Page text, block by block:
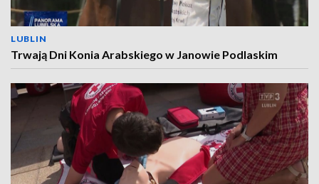
LUBLIN
Trwają Dni Konia Arabskiego w Janowie Podlaskim